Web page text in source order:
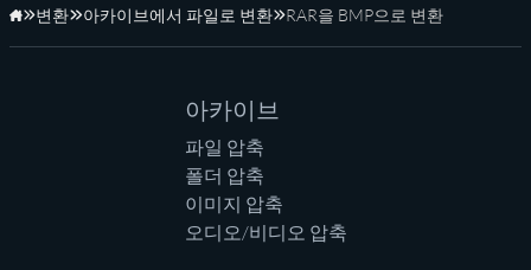
홈페이지
변환 아카이브에서 파일로 변환 RAR을 BMP으로 변환
아카이브
파일 압축
폴더 압축
이미지 압축
오디오/비디오 압축